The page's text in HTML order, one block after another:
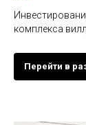
комплекса
Перейти в